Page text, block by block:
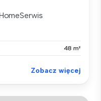
48 m²
Zobacz więcej